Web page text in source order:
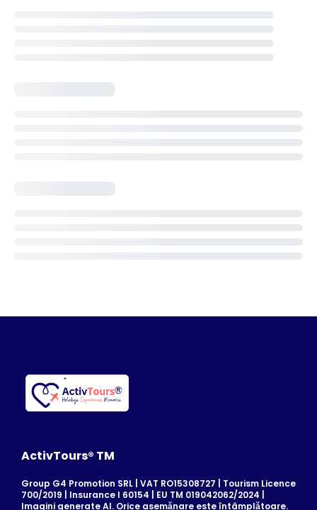
ActivTours® TM
Group G4 Promotion SRL | VAT RO15308727 | Tourism Licence
700/2019 | Insurance I 60154 | EU TM 019042062/2024 |
Imagini generate AI. Orice asemănare este întâmplătoare.